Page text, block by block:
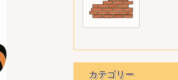
カテゴリー